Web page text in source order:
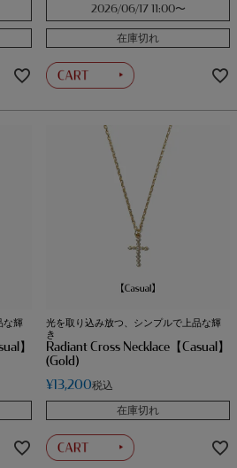
2026/06/17 11:00〜
在庫切れ
な輝
】
光を取り込み放つ、シンプルで上品な輝
き
Radiant Cross Necklace【Casual】
(Gold)
¥13,200税込
在庫切れ